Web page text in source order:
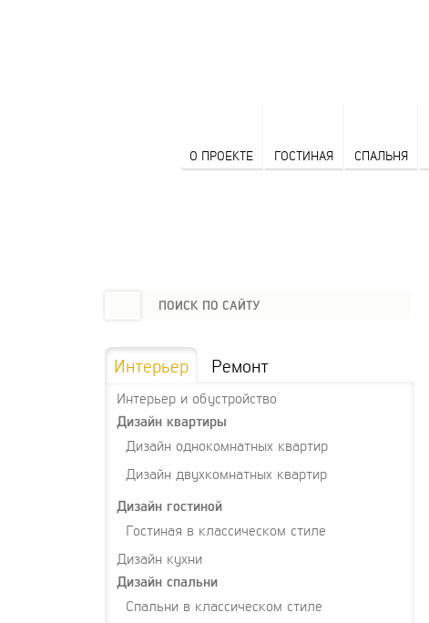
О ПРОЕКТЕ ГОСТИНАЯ СПАЛЬНЯ
Интерьер Ремонт
Интерьер и обустройство
Дизайн квартиры
Дизайн однокомнатных квартир
Дизайн двухкомнатных квартир
Дизайн гостиной
Гостиная в классическом стиле
Дизайн кухни
Дизайн спальни
Спальни в классическом стиле